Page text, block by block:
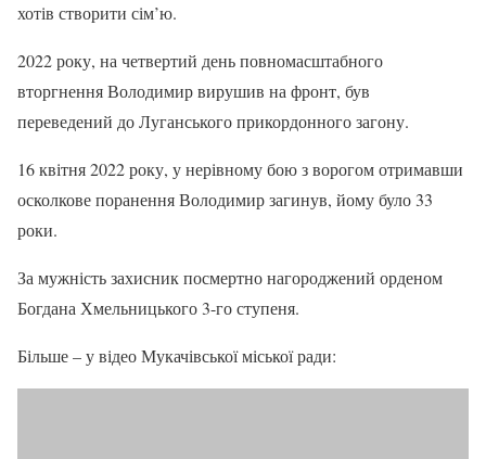
хотів створити сім’ю.
2022 року, на четвертий день повномасштабного
вторгнення Володимир вирушив на фронт, був
переведений до Луганськогоприкордонного загону.
16 квітня 2022 року, у нерівному бою з ворогом отримавши
осколкове поранення Володимир загинув, йому було 33
роки.
За мужність захисник посмертно нагороджений орденом
Богдана Хмельницького 3-го ступеня.
Більше – у відео Мукачівської міської ради: